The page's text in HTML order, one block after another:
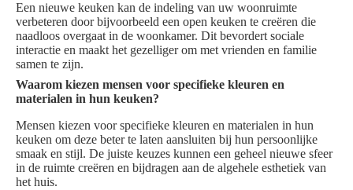
Een nieuwe keuken kan de indeling van uw woonruimte
verbeteren door bijvoorbeeld een open keuken te creëren die
naadloos overgaat in de woonkamer. Dit bevordert sociale
interactie en maakt het gezelliger om met vrienden en familie
samen te zijn.
Waarom kiezen mensen voor specifieke kleuren en
materialen in hun keuken?
Mensen kiezen voor specifieke kleuren en materialen in hun
keuken om deze beter te laten aansluiten bij hun persoonlijke
smaak en stijl. De juiste keuzes kunnen een geheel nieuwe sfeer
in de ruimte creëren en bijdragen aan de algehele esthetiek van
het huis.